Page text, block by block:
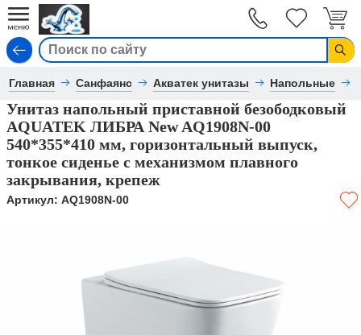
Главная Санфаянс Акватек унитазы Напольные
Унитаз напольный приставной безободковый
AQUATEK ЛИБРА New AQ1908N-00
540*355*410 мм, горизонтальный выпуск,
тонкое сиденье с механизмом плавного
закрывания, крепеж
Артикул: AQ1908N-00